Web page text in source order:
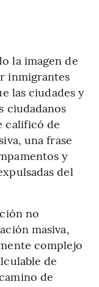
la imagen de
inmigrantes
las ciudades y
ciudadanos
calificó de
una frase
y
del
no
masiva,
complejo
de
de